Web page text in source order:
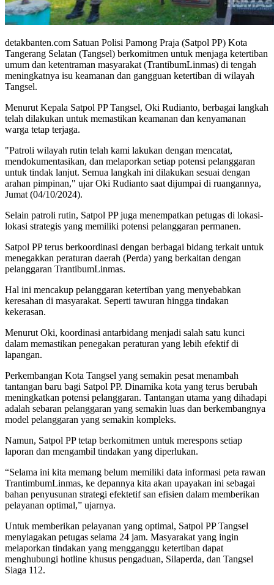
detakbanten.com Satuan Polisi Pamong Praja (Satpol PP) Kota
Tangerang Selatan (Tangsel) berkomitmen untuk menjaga ketertiban
umum dan ketentraman masyarakat (TrantibumLinmas) di tengah
meningkatnya isu keamanan dan gangguan ketertiban di wilayah
Tangsel.
Menurut Kepala Satpol PP Tangsel, Oki Rudianto, berbagai langkah
telah dilakukan untuk memastikan keamanan dan kenyamanan
warga tetap terjaga.
"Patroli wilayah rutin telah kami lakukan dengan mencatat,
mendokumentasikan, dan melaporkan setiap potensi pelanggaran
untuk tindak lanjut. Semua langkah ini dilakukan sesuai dengan
arahan pimpinan," ujar Oki Rudianto saat dijumpai di ruangannya,
Jumat (04/10/2024).
Selain patroli rutin, Satpol PP juga menempatkan petugas di lokasi-
lokasi strategis yang memiliki potensi pelanggaran permanen.
Satpol PP terus berkoordinasi dengan berbagai bidang terkait untuk
menegakkan peraturan daerah (Perda) yang berkaitan dengan
pelanggaran TrantibumLinmas.
Hal ini mencakup pelanggaran ketertiban yang menyebabkan
keresahan di masyarakat. Seperti tawuran hingga tindakan
kekerasan.
Menurut Oki, koordinasi antarbidang menjadi salah satu kunci
dalam memastikan penegakan peraturan yang lebih efektif di
lapangan.
Perkembangan Kota Tangsel yang semakin pesat menambah
tantangan baru bagi Satpol PP. Dinamika kota yang terus berubah
meningkatkan potensi pelanggaran. Tantangan utama yang dihadapi
adalah sebaran pelanggaran yang semakin luas dan berkembangnya
model pelanggaran yang semakin kompleks.
Namun, Satpol PP tetap berkomitmen untuk merespons setiap
laporan dan mengambil tindakan yang diperlukan.
“Selama ini kita memang belum memiliki data informasi peta rawan
TrantimbumLinmas, ke depannya kita akan upayakan ini sebagai
bahan penyusunan strategi efektetif san efisien dalam memberikan
pelayanan optimal,” ujarnya.
Untuk memberikan pelayanan yang optimal, Satpol PP Tangsel
menyiagakan petugas selama 24 jam. Masyarakat yang ingin
melaporkan tindakan yang mengganggu ketertiban dapat
menghubungi hotline khusus pengaduan, Silaperda, dan Tangsel
Siaga 112.